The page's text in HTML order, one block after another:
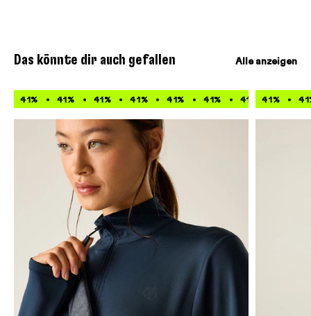
Das könnte dir auch gefallen Alle anzeigen
41% 41% 41% 41% 41% 41% 41% 41%
41%